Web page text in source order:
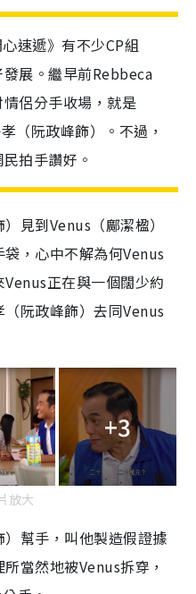
速遞》有不少CP組
展。繼早前Rebbeca
侶分手收場，就是
（阮政峰飾）。不過，
拍手讚好。
）見到Venus （鄺潔楹）
，心中不解為何Venus
Venus正在與一個闊少約
阮政峰飾）去同Venus
+3
放大
幫手，叫他製造假證據
當然地被Venus拆穿，